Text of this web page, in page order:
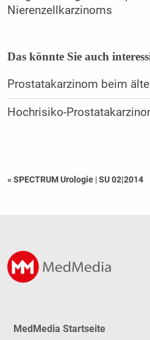
Nierenzellkarzinoms
Das könnte Sie auch
Prostatakarzinom beim
Hochrisiko-
« SPECTRUM Urologie |SU 02|2014
MedMedia Startseite